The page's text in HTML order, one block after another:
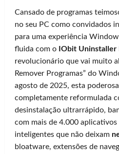
Cansado de programas
no seu PC como convidados
para uma experiência
fluida com o IObit Uninstaller
revolucionário que vai muito
Remover Programas” do
agosto de 2025, esta
completamente reformulada
desinstalação ultrarrápido,
com mais de 4.000
inteligentes que não deixam
bloatware, extensões de